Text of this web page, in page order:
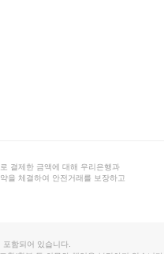
결제한 금액에 대해 우리은행과
을 체결하여 안전거래를 보장하고
함되어 있습니다.